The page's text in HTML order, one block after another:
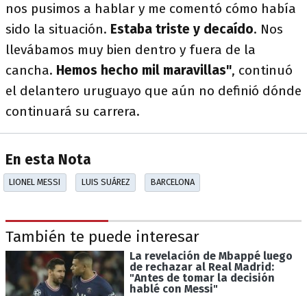
nos pusimos a hablar y me comentó cómo había
sido la situación. Estaba triste y decaído. Nos
llevábamos muy bien dentro y fuera de la
cancha. Hemos hecho mil maravillas", continuó
el delantero uruguayo que aún no definió dónde
continuará su carrera.
En esta Nota
LIONEL MESSI LUIS SUÁREZ BARCELONA
También te puede interesar
La revelación de Mbappé luego
de rechazar al Real Madrid:
"Antes de tomar la decisión
hablé con Messi"